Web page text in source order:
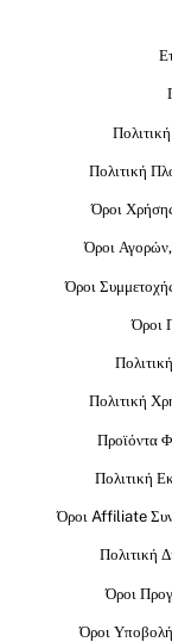
Πολιτική
Όροι
Όροι
Όροι
Όροι
Πολιτική
Προϊόντα
Πολιτική
Όροι Affiliate
Πολιτική
Όροι
Όροι